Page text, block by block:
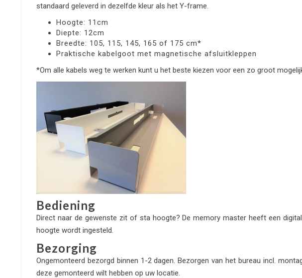
standaard geleverd in dezelfde kleur als het Y-frame.
Hoogte: 11cm
Diepte: 12cm
Breedte: 105, 115, 145, 165 of 175 cm*
Praktische kabelgoot met magnetische afsluitkleppen
*Om alle kabels weg te werken kunt u het beste kiezen voor een zo groot
Bediening
Direct naar de gewenste zit of sta hoogte? De memory master heeft een
hoogte wordt ingesteld.
Bezorging
Ongemonteerd bezorgd binnen 1-2 dagen. Bezorgen van het bureau incl.
deze gemonteerd wilt hebben op uw locatie.